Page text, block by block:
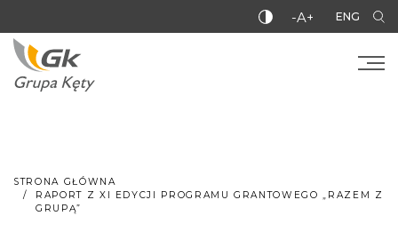
-A+ ENG
STRONA GŁÓWNA
RAPORT Z XI EDYCJI PROGRAMU GRANTOWEGO „RAZEM Z
GRUPĄ”